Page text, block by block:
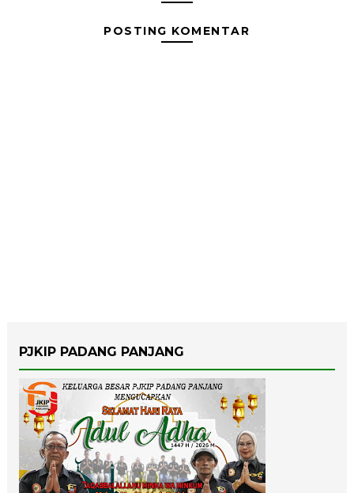
POSTING KOMENTAR
PJKIP PADANG PANJANG